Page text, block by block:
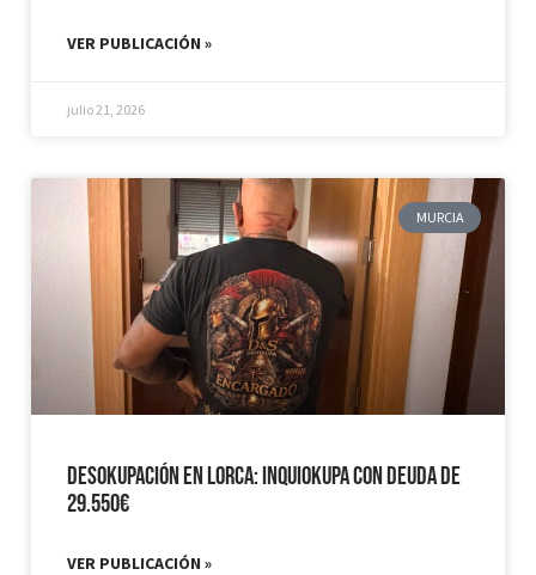
VER PUBLICACIÓN »
julio 21, 2026
MURCIA
Desokupación en Lorca: Inquiokupa con Deuda de
29.550€
VER PUBLICACIÓN »